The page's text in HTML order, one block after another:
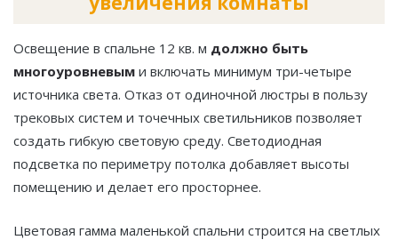
Освещение в спальне 12 кв. м должно быть
многоуровневым и включать минимум три-четыре
источника света. Отказ от одиночной люстры в пользу
трековых систем и точечных светильников позволяет
создать гибкую световую среду. Светодиодная
подсветка по периметру потолка добавляет высоты
помещению и делает его просторнее.
Цветовая гамма маленькой спальни строится на светлых